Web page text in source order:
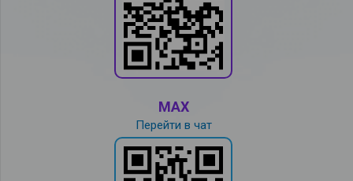
MAX
Перейти в чат